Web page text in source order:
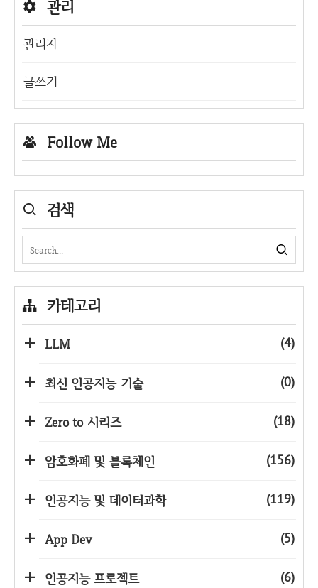
관리
관리자
글쓰기
Follow Me
검색
카테고리
LLM (4)
최신 인공지능 기술 (0)
Zero to 시리즈 (18)
암호화폐 및 블록체인 (156)
인공지능 및 데이터과학 (119)
App Dev (5)
인공지능 프로젝트 (6)